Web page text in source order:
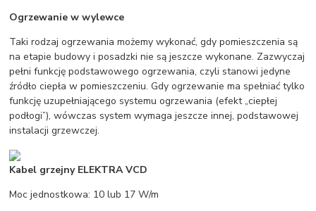
Ogrzewanie w wylewce
Taki rodzaj ogrzewania możemy wykonać, gdy pomieszczenia są
na etapie budowy i posadzki nie są jeszcze wykonane. Zazwyczaj
pełni funkcję podstawowego ogrzewania, czyli stanowi jedyne
źródło ciepła w pomieszczeniu. Gdy ogrzewanie ma spełniać tylko
funkcję uzupełniającego systemu ogrzewania (efekt „ciepłej
podłogi”), wówczas system wymaga jeszcze innej, podstawowej
instalacji grzewczej.
Kabel grzejny ELEKTRA VCD
Moc jednostkowa: 10 lub 17 W/m